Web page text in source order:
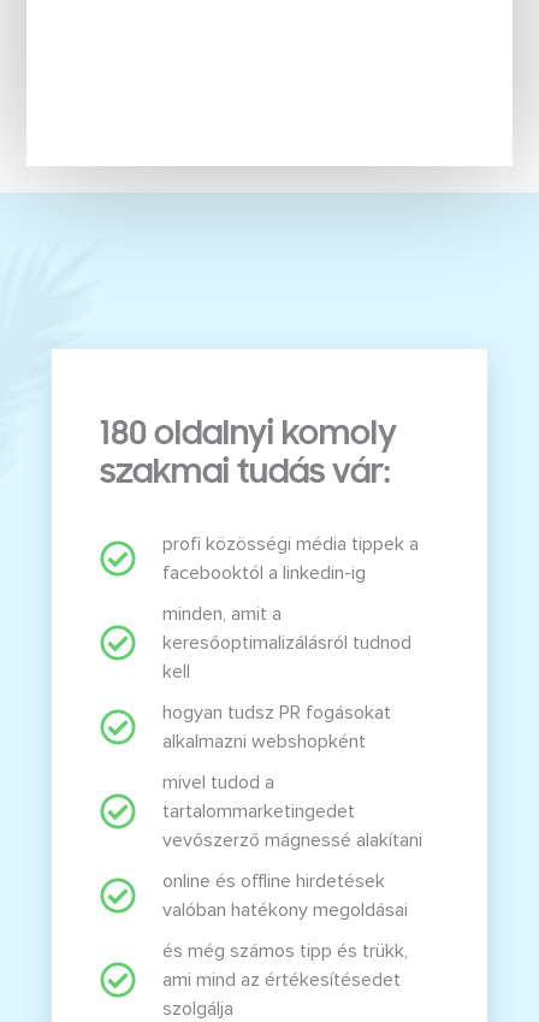
180 oldalnyi komoly
szakmai tudás vár:
profi közösségi média tippek a
facebooktól a linkedin-ig
minden, amit a
keresőoptimalizálásról tudnod
kell
hogyan tudsz PR fogásokat
alkalmazni webshopként
mivel tudod a
tartalommarketingedet
vevőszerző mágnessé alakítani
online és offline hirdetések
valóban hatékony megoldásai
és még számos tipp és trükk,
ami mind az értékesítésedet
szolgálja